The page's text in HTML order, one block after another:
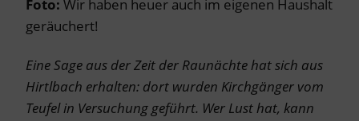
Foto: Wir haben heuer auch im eigenen Haushalt
geräuchert!
Eine Sage aus der Zeit der Raunächte hat sich aus
Hirtlbach erhalten: dort wurden Kirchgänger vom
Teufel in Versuchung geführt. Wer Lust hat, kann